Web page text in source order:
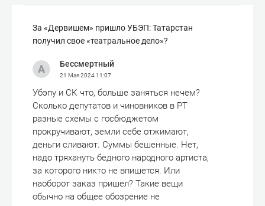
За «Дервишем» пришло УБЭП: Татарстан
получил свое «театральное дело»?
Бессмертный
21 Мая 202411:07
Убэпу и СК что, больше заняться нечем?
Сколько депутатов и чиновников в РТ
разные схемы с госбюджетом
прокручивают, земли себе отжимают,
деньги сливают. Суммы бешенные. Нет,
надо тряхануть бедного народного артиста,
за которого никто не впишется. Или
наоборот заказ пришел? Такие вещи
обычно на общее обозрение не